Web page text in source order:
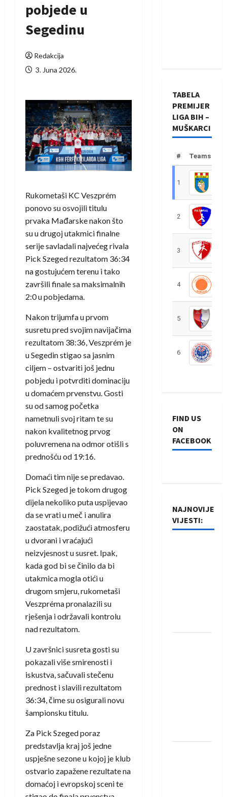
pobjede u
Segedinu
Redakcija
3. Juna 2026.
Rukometaši KC Veszprém
ponovo su osvojili titulu
prvaka Mađarske nakon što
su u drugoj utakmici finalne
serije savladali najvećeg rivala
Pick Szegedrezultatom 36:34
na gostujućem terenu i tako
završili finale sa maksimalnih
2:0 u pobjedama.
Nakon trijumfa u prvom
susretu pred svojim navijačima
rezultatom 38:36, Veszprém je
u Segedin stigao sa jasnim
ciljem – ostvariti još jednu
pobjedu i potvrditi dominaciju
u domaćem prvenstvu. Gosti
su od samog početka
nametnuli svoj ritam te su
nakon kvalitetnog prvog
poluvremena na odmor otišli s
prednošću od 19:16.
Domaći tim nije se predavao.
Pick Szeged je tokom drugog
dijela nekoliko puta uspijevao
da se vrati u meč i anulira
zaostatak, podižući atmosferu
u dvorani i vraćajući
neizvjesnost u susret. Ipak,
kada god bi se činilo da bi
utakmica mogla otići u
drugom smjeru, rukometaši
Veszpréma pronalazili su
rješenja i održavali kontrolu
nad rezultatom.
U završnici susreta gosti su
pokazali više smirenosti i
iskustva, sačuvali stečenu
prednost i slavili rezultatom
36:34, čime su osigurali novu
šampionsku titulu.
Za Pick Szeged poraz
predstavlja kraj još jedne
uspješne sezone u kojoj je klub
ostvario zapažene rezultate na
domaćoj i evropskoj sceni te
TABELA
PREMIJER
LIGA BIH –
MUŠKARCI
# Teams
1
2
3
4
5
6
FIND US
ON
FACEBOOK
NAJNOVIJE
VIJESTI: